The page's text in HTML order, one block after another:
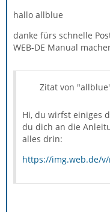
hallo allblue
danke fürs schnelle
WEB-DE Manual
Zitat von
Hi, du wirfst einiges
du dich an die
alles drin:
https://img.web.de/